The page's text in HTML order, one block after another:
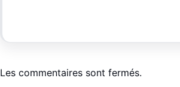
Les commentaires sont fermés.